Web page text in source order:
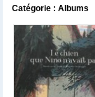
Catégorie : Albums